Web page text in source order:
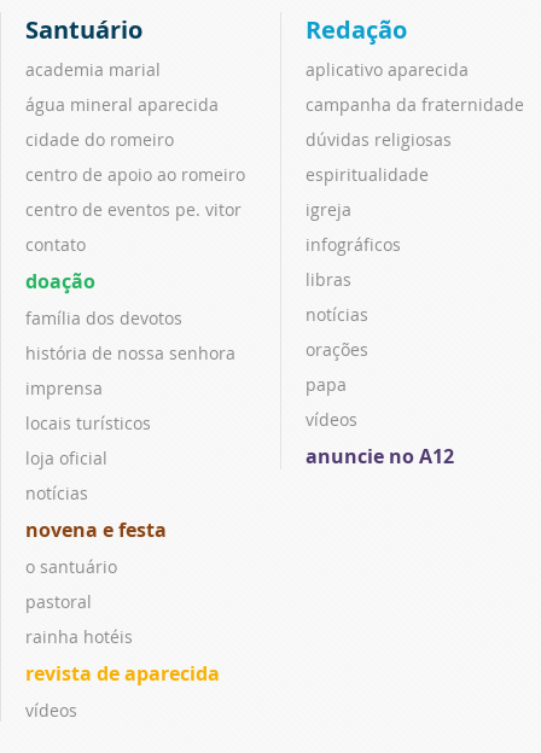
Santuário
academia marial
água mineral aparecida
cidade do romeiro
centro de apoio ao romeiro
centro de eventos pe. vitor
contato
doação
família dos devotos
história de nossa senhora
imprensa
locais turísticos
loja oficial
notícias
novena e festa
o santuário
pastoral
rainha hotéis
revista de aparecida
vídeos
Redação
aplicativo aparecida
campanha da fraternidade
dúvidas religiosas
espiritualidade
igreja
infográficos
libras
notícias
orações
papa
vídeos
anuncie no A12